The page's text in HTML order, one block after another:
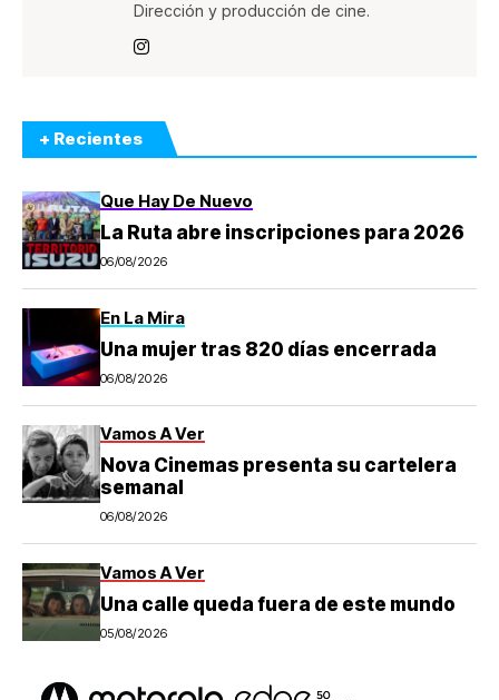
Dirección y producción de cine.
+ Recientes
Que Hay De Nuevo
La Ruta abre inscripciones para 2026
06/08/2026
En La Mira
Una mujer tras 820 días encerrada
06/08/2026
Vamos A Ver
Nova Cinemas presenta su cartelera
semanal
06/08/2026
Vamos A Ver
Una calle queda fuera de este mundo
05/08/2026